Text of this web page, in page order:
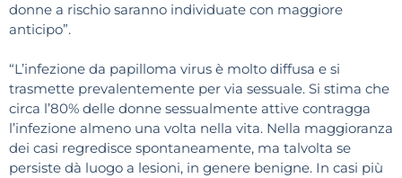
donne a rischio saranno individuate con maggiore
anticipo”.
“L’infezione da papilloma virus è molto diffusa e si
trasmette prevalentemente per via sessuale. Si stima che
circa l’80% delle donne sessualmente attive contragga
l’infezione almeno una volta nella vita. Nella maggioranza
dei casi regredisce spontaneamente, ma talvolta se
persiste dà luogo a lesioni, in genere benigne. In casi più